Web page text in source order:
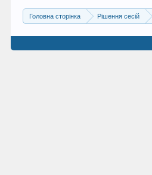
Головна сторінка Рішення сесій